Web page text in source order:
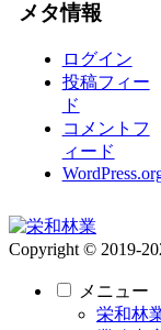
メタ情報
ログイン
投稿フィー
ド
コメントフ
ィード
Copyright © 2019-
メニュー
栄和林